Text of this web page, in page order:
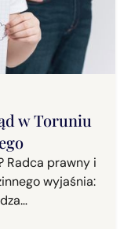
w Toruniu
Radca prawny i
wyjaśnia: